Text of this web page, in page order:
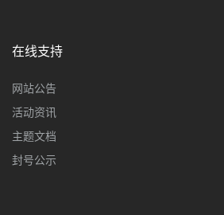
在线支持
网站公告
活动资讯
主题文档
封号公示